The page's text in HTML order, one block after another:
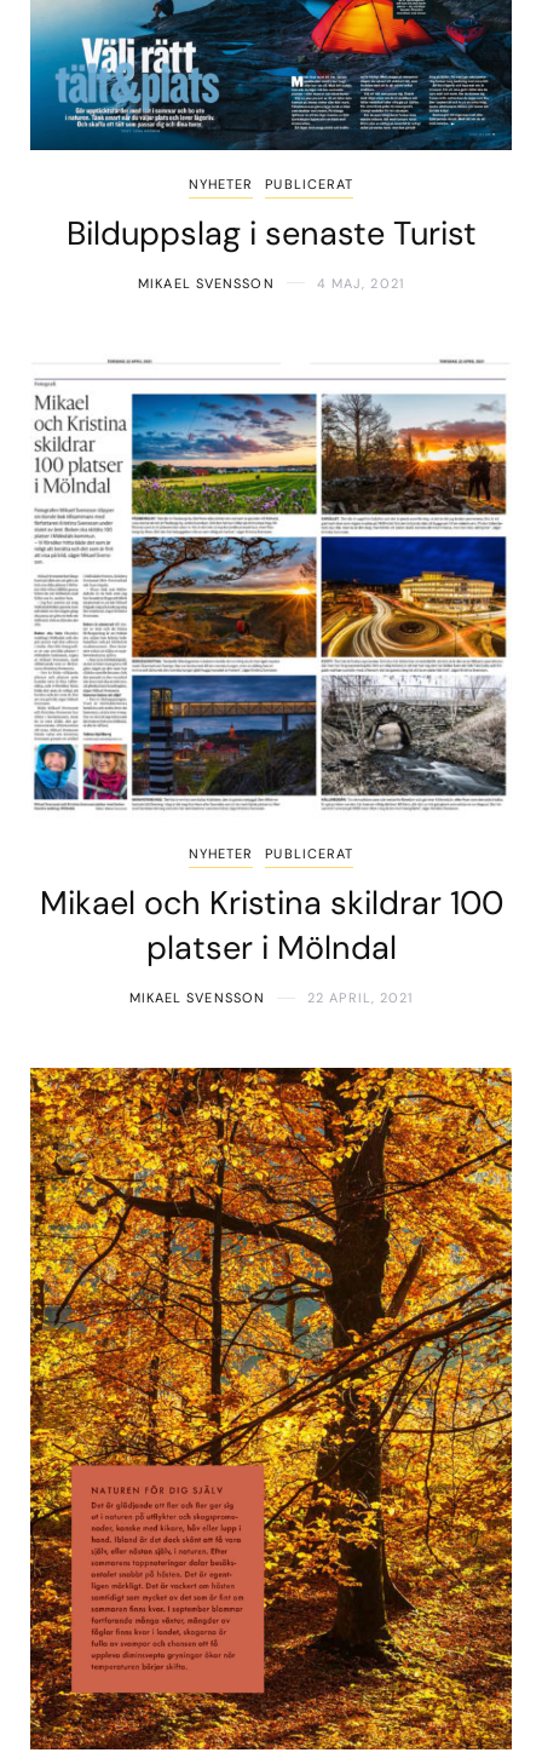
NYHETER PUBLICERAT
Bilduppslag i senaste Turist
MIKAEL SVENSSON 4 MAJ, 2021
NYHETER PUBLICERAT
Mikael och Kristina skildrar 100
platser i Mölndal
MIKAEL SVENSSON 22 APRIL, 2021